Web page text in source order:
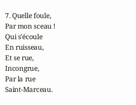
7. Quelle foule,
Par mon sceau !
Qui s'écoule
En ruisseau,
Et se rue,
Incongrue,
Par la rue
Saint-Marceau.